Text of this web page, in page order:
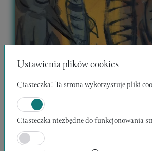
WĘDROWCY 12
Ustawienia plików cookies
Ciasteczka! Ta strona wykorzystuje pliki
Ciasteczka niezbędne do funkcjonowania